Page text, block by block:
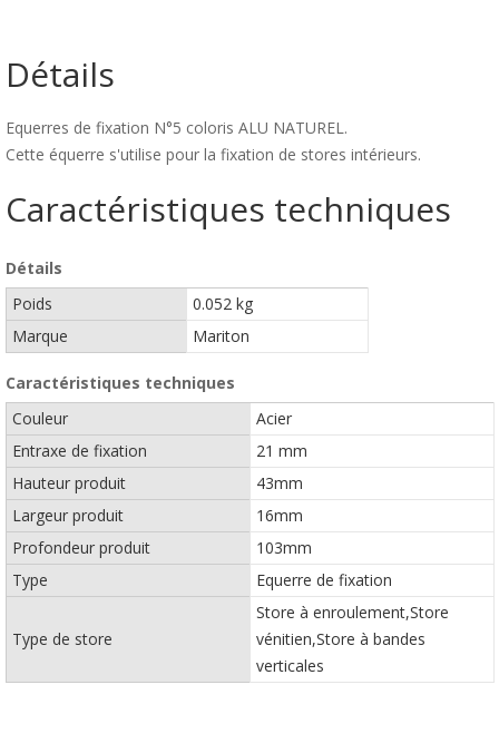
Détails
Equerres de fixation N°5 coloris ALU NATUREL.
Cette équerre s'utilise pour la fixation de stores intérieurs.
Caractéristiques techniques
Détails
Poids
0.052 kg
Marque
Mariton
Caractéristiques techniques
Couleur
Acier
Entraxe de fixation
21 mm
Hauteur produit
43mm
Largeur produit
16mm
Profondeur produit
103mm
Type
Equerre de fixation
Type de store
Store à enroulement,Store
vénitien,Store à bandes
verticales